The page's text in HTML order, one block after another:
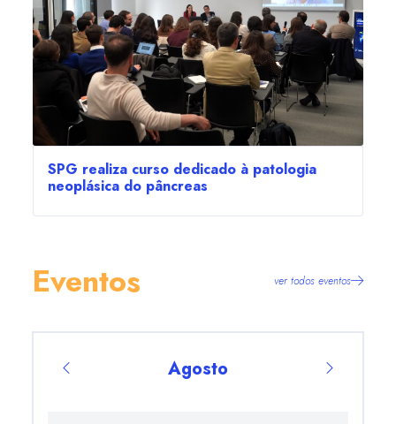
SPG realiza curso dedicado à patologia
neoplásica do pâncreas
Eventos ver todos eventos
Agosto